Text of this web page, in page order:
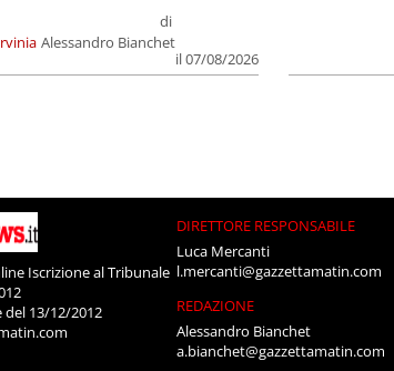
di
Alessandro Bianchet
il 07/08/2026
Iscrizione al Tribunale
13/12/2012
DIRETTORE RESPONSABILE
Luca Mercanti
l.mercanti@gazzettamatin.com
REDAZIONE
Alessandro Bianchet
a.bianchet@gazzettamatin.com